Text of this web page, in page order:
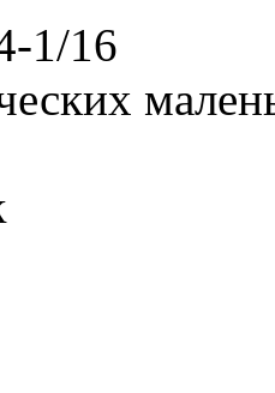
1/16